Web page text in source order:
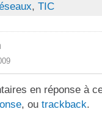
, TIC
en réponse à
, ou trackback.